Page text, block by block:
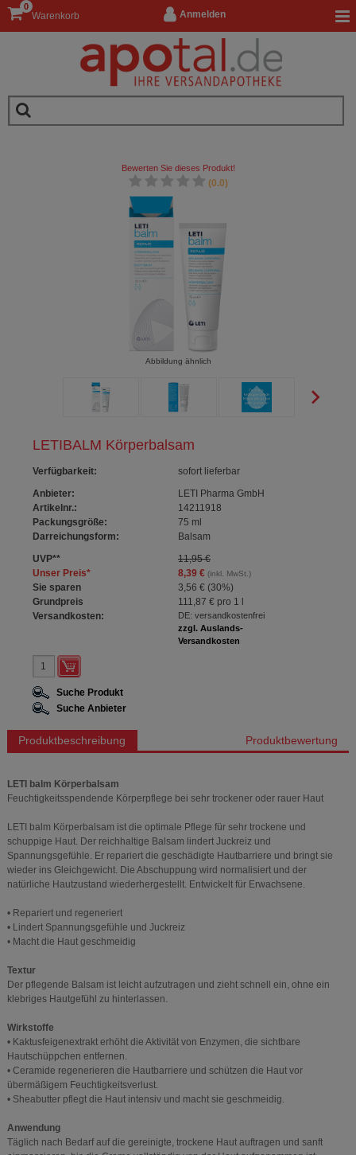
Anmelden
Warenkorb
0
LETIBALM Körperbalsam
Verfügbarkeit:
sofort lieferbar
Anbieter:
LETI Pharma GmbH
Artikelnr.:
14211918
Packungsgröße:
75 ml
Darreichungsform:
Balsam
UVP**
11,95 €
Unser Preis* 8,39 €(inkl. MwSt.)
Sie sparen 3,56 € (30%)
Grundpreis
111,87 €pro 1 l
Versandkosten:
DE: versandkostenfrei
zzgl. Auslands-
Versandkosten
Bewerten Sie dieses Produkt!
(0.0)
Abbildung ähnlich
Suche Produkt
Suche Anbieter
Produktbeschreibung Produktbewertung
LETI balm Körperbalsam
Feuchtigkeitsspendende Körperpflege bei sehr trockener oder rauer Haut
LETI balm Körperbalsam ist die optimale Pflege für sehr trockene und
schuppige Haut. Der reichhaltige Balsam lindert Juckreiz und
Spannungsgefühle. Er repariert die geschädigte Hautbarriere und bringt sie
wieder ins Gleichgewicht. Die Abschuppung wird normalisiert und der
natürliche Hautzustand wiederhergestellt. Entwickelt für Erwachsene.
• Repariert und regeneriert
• Lindert Spannungsgefühle und Juckreiz
• Macht die Haut geschmeidig
Textur
Der pflegende Balsam ist leicht aufzutragen und zieht schnell ein, ohne ein
klebriges Hautgefühl zu hinterlassen.
Wirkstoffe
• Kaktusfeigenextrakt erhöht die Aktivität von Enzymen, die sichtbare
Hautschüppchen entfernen.
• Ceramide regenerieren die Hautbarriere und schützen die Haut vor
übermäßigem Feuchtigkeitsverlust.
• Sheabutter pflegt die Haut intensiv und macht sie geschmeidig.
Anwendung
Täglich nach Bedarf auf die gereinigte, trockene Haut auftragen und sanft